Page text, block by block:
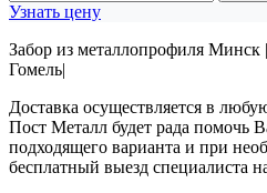
Узнать цену
Забор из металлопрофиля Минск
Гомель|
Доставка осуществляется в
Пост Металл будет рада помочь
подходящего варианта и при
бесплатный выезд специалиста